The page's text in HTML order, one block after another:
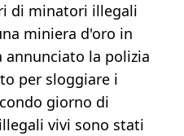
di minatori illegali
miniera d'oro in
annunciato la polizia
per sloggiare i
giorno di
vivi sono stati